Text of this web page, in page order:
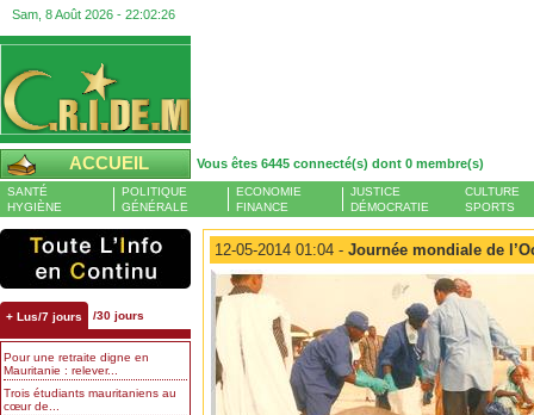
Sam, 8 Août 2026 - 22:02:27
ACCUEIL Vous êtes 6445 connecté(s) dont 0 membre(s)
SANTÉ
HYGIÈNE
POLITIQUE
GÉNÉRALE
ECONOMIE
FINANCE
JUSTICE
DÉMOCRATIE
CULTURE
SPORTS
+ Lus/7 jours /30 jours
Pour une retraite digne en
Mauritanie : relever...
Trois étudiants mauritaniens au
cœur de...
12-05-2014 01:04 - Journée mondiale de